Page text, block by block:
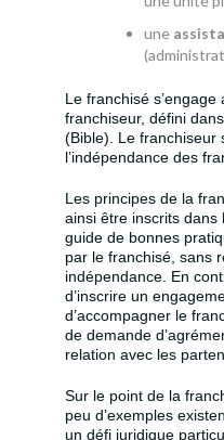
une
Le franchisé
franchiseur, défini
(Bible). Le franchiseur
l’indépendance des
Les principes de la
ainsi être inscrits dans
guide de bonnes
par le franchisé, sans
indépendance. En
d’inscrire un
d’accompagner le
de demande
relation avec les
Sur le point de la
peu d’exemples
un défi juridique